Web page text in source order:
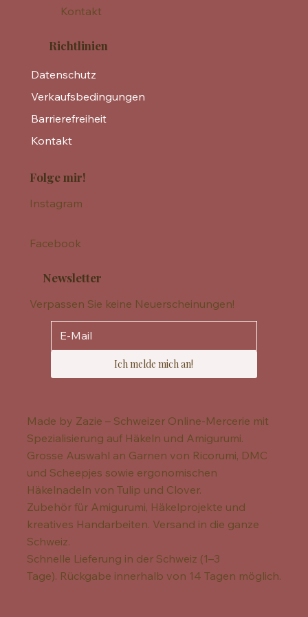
Kontakt
Richtlinien
Datenschutz
Verkaufsbedingungen
Barrierefreiheit
Kontakt
Folge mir!
Instagram
Facebook
Newsletter
Verpassen Sie keine Neuerscheinungen!
Ich melde mich an!
Made by Zazie – Schweizer Online-Mercerie mit
Spezialisierung auf Häkeln und Amigurumi.
Grosse Auswahl an Garnen von Ricorumi, DMC
und Scheepjes sowie ergonomischen
Häkelnadeln von Tulip und Clover.
Zubehör für Amigurumi, Häkelprojekte und
kreatives Handarbeiten. Versand in die ganze
Schweiz.
Schnelle Lieferung in der Schweiz (1–3
Tage). Rückgabe innerhalb von 14 Tagen möglich.